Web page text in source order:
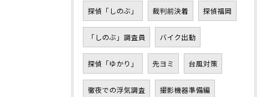
探偵「しのぶ」 裁判前決着 探偵福岡
「しのぶ」調査員 バイク出動
探偵「ゆかり」 先ヨミ 台風対策
徹夜での浮気調査 撮影機器準備編